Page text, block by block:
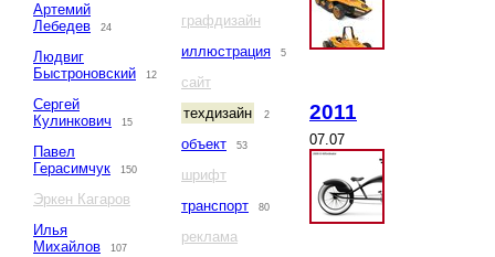
Артемий
Лебедев
24
Людвиг
Быстроновский
12
Сергей
Кулинкович
15
Павел
Герасимчук
150
Эркен Кагаров
Илья
Михайлов
107
графдизайн
иллюстрация
5
сайт
техдизайн
2
объект 53
шрифт
транспорт
80
реклама
2011
07.07